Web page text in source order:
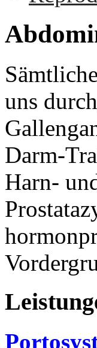
uns
Darm-
Harn-